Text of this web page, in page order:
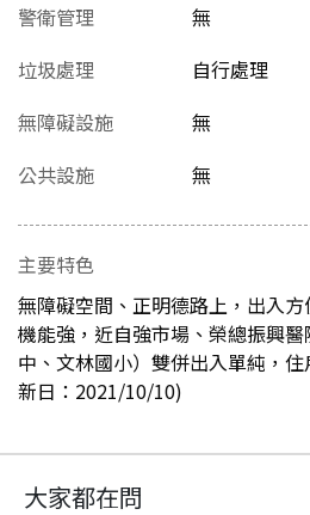
警衛管理
無
垃圾處理
自行處理
無障礙設施
無
公共設施
無
主要特色
無障礙空間、正明德路上，出入
機能強，近自強市場、榮總振興
中、文林國小）雙併出入單純，
新日：2021/10/10)
大家都在問